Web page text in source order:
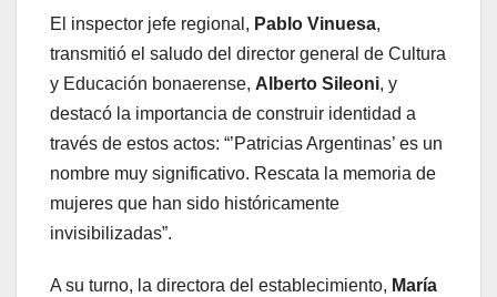
El inspector jefe regional, Pablo Vinuesa,
transmitió el saludo del director general de Cultura
y Educación bonaerense, Alberto Sileoni, y
destacó la importancia de construir identidad a
través de estos actos: “’Patricias Argentinas’ es un
nombre muy significativo. Rescata la memoria de
mujeres que han sido históricamente
invisibilizadas”.
A su turno, la directora del establecimiento, María